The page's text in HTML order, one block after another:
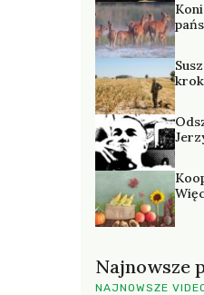
Najnowsze
NAJNOWSZE